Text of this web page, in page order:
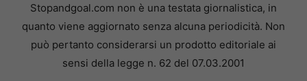
Stopandgoal.com non è una testata giornalistica, in
quanto viene aggiornato senza alcuna periodicità. Non
può pertanto considerarsi un prodotto editoriale ai
sensi della legge n. 62 del 07.03.2001